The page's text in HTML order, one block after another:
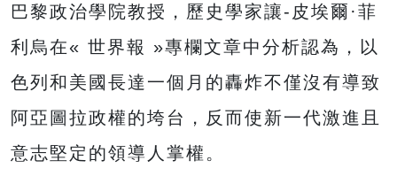
巴黎政治學院教授，歷史學家讓-皮埃爾·菲
利烏在« 世界報 »專欄文章中分析認為，以
色列和美國長達一個月的轟炸不僅沒有導致
阿亞圖拉政權的垮台，反而使新一代激進且
意志堅定的領導人掌權。